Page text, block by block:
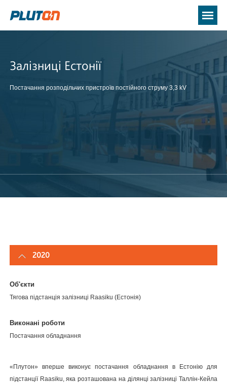
Залізниці Естонії
Постачання розподільчих пристроїв постійного струму 3,3 kV
2020
Об'єкти
Тягова підстанція залізниці Raasiku (Естонія)
Виконані роботи
Постачання обладнання
«Плутон» вперше виконує постачання обладнання в Естонію для
підстанції Raasiku, яка розташована на ділянці залізниці Таллін-Кейла